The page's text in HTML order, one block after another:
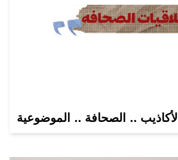
الأكاذيب .. الصحافة .. الموضوعية